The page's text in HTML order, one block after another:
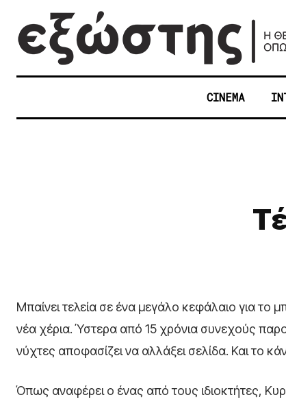
CINEMA
Μπαίνει τελεία σε ένα μεγάλο κεφάλαιο για
νέα χέρια. Ύστερα από 15 χρόνια συνεχούς
νύχτες αποφασίζει να αλλάξει σελίδα. Και το
Όπως αναφέρει ο ένας από τους ιδιοκτήτες,